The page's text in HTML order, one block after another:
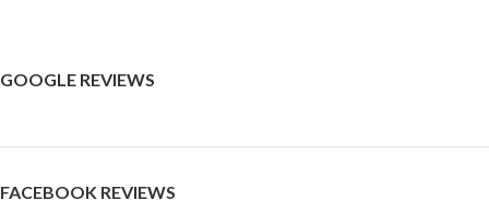
GOOGLE REVIEWS
FACEBOOK REVIEWS